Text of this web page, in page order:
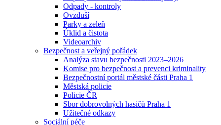
Odpady - kontroly
Ovzduší
Parky a zeleň
Úklid a čistota
Videoarchiv
Bezpečnost a veřejný pořádek
Analýza stavu bezpečnosti 2023–2026
Komise pro bezpečnost a prevenci kriminality
Bezpečnostní portál městské části Praha 1
Městská policie
Policie ČR
Sbor dobrovolných hasičů Praha 1
Užitečné odkazy
Sociální péče